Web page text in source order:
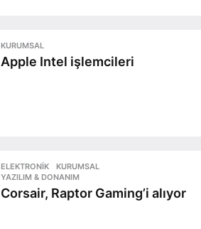
KURUMSAL
Apple Intel işlemcileri
ELEKTRONIK ,KURUMSAL
YAZILIM & DONANIM
Corsair, Raptor Gaming’i alıyor